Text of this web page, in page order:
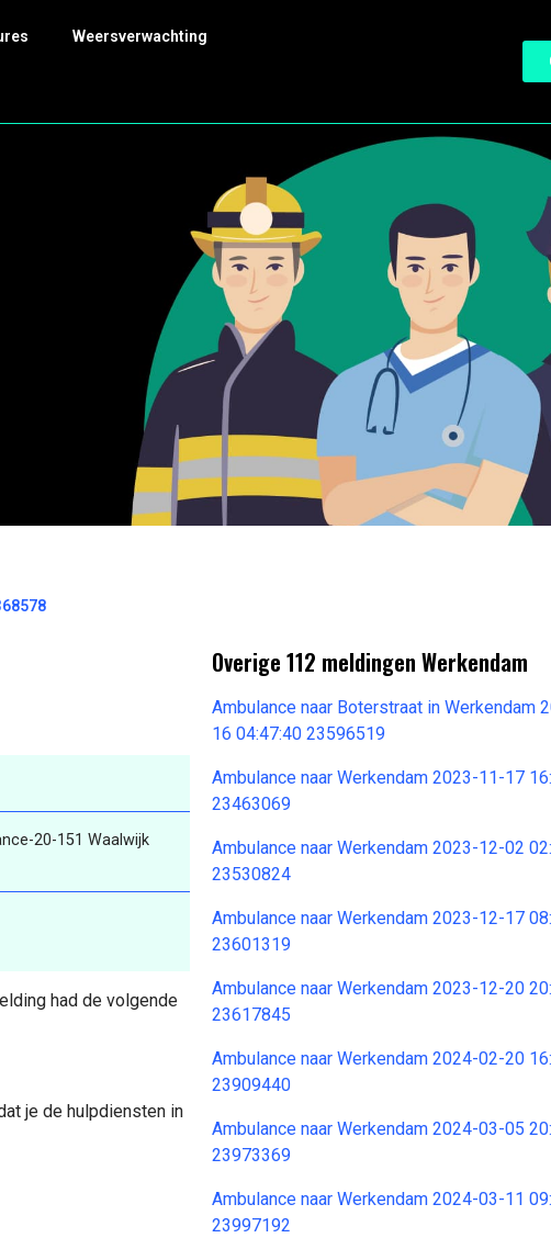
Weersverwachting
20-151 Waalwijk
had de volgende
je de hulpdiensten in
Overige 112 meldingen Werkendam
Ambulance naar Boterstraat in Werkendam
16 04:47:40 23596519
Ambulance naar Werkendam 2023-11-17
23463069
Ambulance naar Werkendam 2023-12-02
23530824
Ambulance naar Werkendam 2023-12-17
23601319
Ambulance naar Werkendam 2023-12-20
23617845
Ambulance naar Werkendam 2024-02-20
23909440
Ambulance naar Werkendam 2024-03-05
23973369
Ambulance naar Werkendam 2024-03-11
23997192